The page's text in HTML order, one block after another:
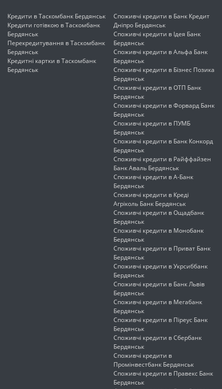
Кредити в Таскомбанк Бердянськ
Кредити готівкою в Таскомбанк
Бердянськ
Перекредитування в Таскомбанк
Бердянськ
Кредитні картки в Таскомбанк
Бердянськ
Споживчі кредити в Банк Кредит
Дніпро Бердянськ
Споживчі кредити в Ідея Банк
Бердянськ
Споживчі кредити в Альфа Банк
Бердянськ
Споживчі кредити в Бізнес Позика
Бердянськ
Споживчі кредити в ОТП Банк
Бердянськ
Споживчі кредити в Форвард Банк
Бердянськ
Споживчі кредити в ПУМБ
Бердянськ
Споживчі кредити в Банк Конкорд
Бердянськ
Споживчі кредити в Райффайзен
Банк Аваль Бердянськ
Споживчі кредити в А-Банк
Бердянськ
Споживчі кредити в Креді
Агріколь Банк Бердянськ
Споживчі кредити в Ощадбанк
Бердянськ
Споживчі кредити в Монобанк
Бердянськ
Споживчі кредити в Приват Банк
Бердянськ
Споживчі кредити в Укрсиббанк
Бердянськ
Споживчі кредити в Банк Львів
Бердянськ
Споживчі кредити в Мегабанк
Бердянськ
Споживчі кредити в Піреус Банк
Бердянськ
Споживчі кредити в Сбербанк
Бердянськ
Споживчі кредити в
Промінвестбанк Бердянськ
Споживчі кредити в Правекс Банк
Бердянськ